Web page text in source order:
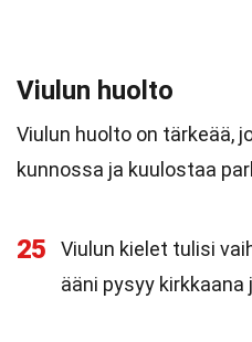
Viulun huolto
Viulun huolto on tärkeää,
kunnossa ja kuulostaa
25
Viulun kielet tulisi
ääni pysyy